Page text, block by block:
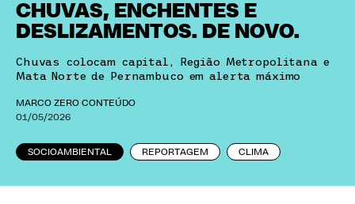
CHUVAS, ENCHENTES E
DESLIZAMENTOS. DE NOVO.
Chuvas colocam capital, Região Metropolitana e
Mata Norte de Pernambuco em alerta máximo
MARCO ZERO CONTEÚDO
01/05/2026
SOCIOAMBIENTAL REPORTAGEM CLIMA